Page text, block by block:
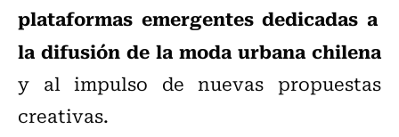
plataformas emergentes dedicadas a
la difusión de la moda urbana chilena
y al impulso de nuevas propuestas
creativas.